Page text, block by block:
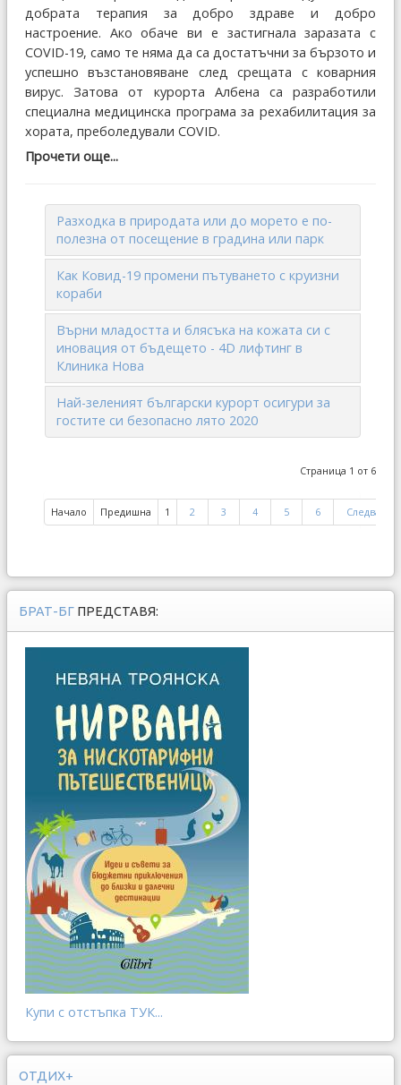
добрата терапия за добро здраве и добро
настроение. Ако обаче ви е застигнала заразата с
COVID-19, само те няма да са достатъчни за бързото и
успешно възстановяване след срещата с коварния
вирус. Затова от курорта Албена са разработили
специална медицинска програма за рехабилитация за
хората, преболедували COVID.
Прочети още...
Разходка в природата или до морето е по-
полезна от посещение в градина или парк
Как Ковид-19 промени пътуването с круизни
кораби
Върни младостта и блясъка на кожата си с
иновация от бъдещето - 4D лифтинг в
Клиника Нова
Най-зеленият български курорт осигури за
гостите си безопасно лято 2020
Страница 1 от 6
Начало Предишна 1 2 3 4 5 6 Следваща
БРАТ-БГ ПРЕДСТАВЯ:
Купи с отстъпка ТУК...
ОТДИХ+